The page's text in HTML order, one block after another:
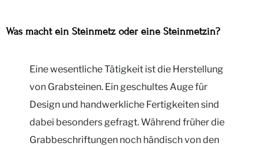
Was macht ein Steinmetz oder eine Steinmetzin?
Eine wesentliche Tätigkeit ist die Herstellung
von Grabsteinen. Ein geschultes Auge für
Design und handwerkliche Fertigkeiten sind
dabei besonders gefragt. Während früher die
Grabbeschriftungen noch händisch von den